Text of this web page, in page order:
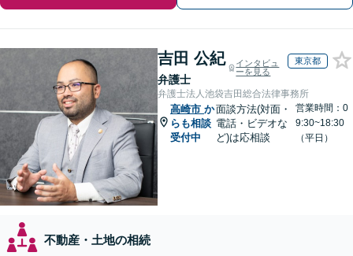
吉田 公紀
弁護士
インタビュ
ーを見る
東京都
弁護士法人池袋吉田総合法律事務所
高崎市 か
らも相談
受付中
面談方法(対面・
電話・ビデオな
ど)は応相談
営業時間：0
9:30~18:30
（平日）
不動産・土地の相続